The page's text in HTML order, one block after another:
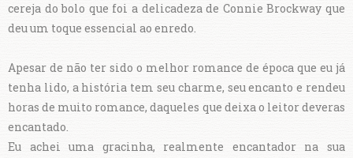
cereja do bolo que foi a delicadeza de Connie Brockway que
deu um toque essencial ao enredo.
Apesar de não ter sido o melhor romance de época que eu já
tenha lido, a história tem seu charme, seu encanto e rendeu
horas de muito romance, daqueles que deixa o leitor deveras
encantado.
Eu achei uma gracinha, realmente encantador na sua